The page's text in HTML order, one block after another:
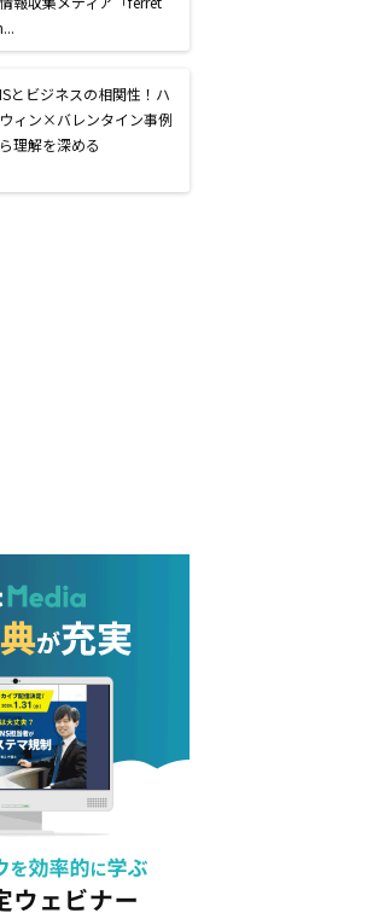
とビジネスの相関性！ハ
ィン×バレンタイン事例
理解を深める